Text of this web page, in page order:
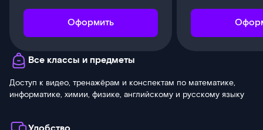
Все классы и предметы
Доступ к видео, тренажёрам и конспектам по математике,
информатике, химии, физике, английскому и русскому языку
Оформить